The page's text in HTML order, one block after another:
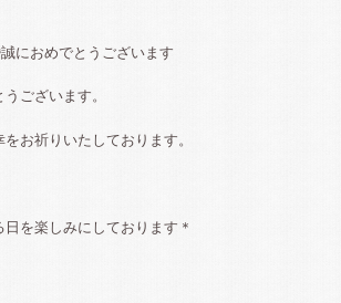
におめでとうございます
ございます。
お祈りいたしております。
を楽しみにしております＊